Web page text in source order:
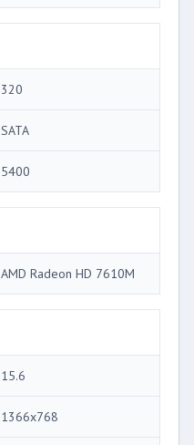
320
SATA
5400
AMD Radeon HD 7610M
15.6
1366x768